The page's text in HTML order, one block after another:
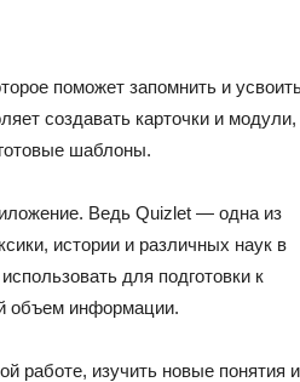
поможет запомнить и
создавать карточки и
шаблоны.
Ведь Quizlet — одна из
истории и различных наук в
для подготовки к
объем информации.
работе, изучить новые понятия и